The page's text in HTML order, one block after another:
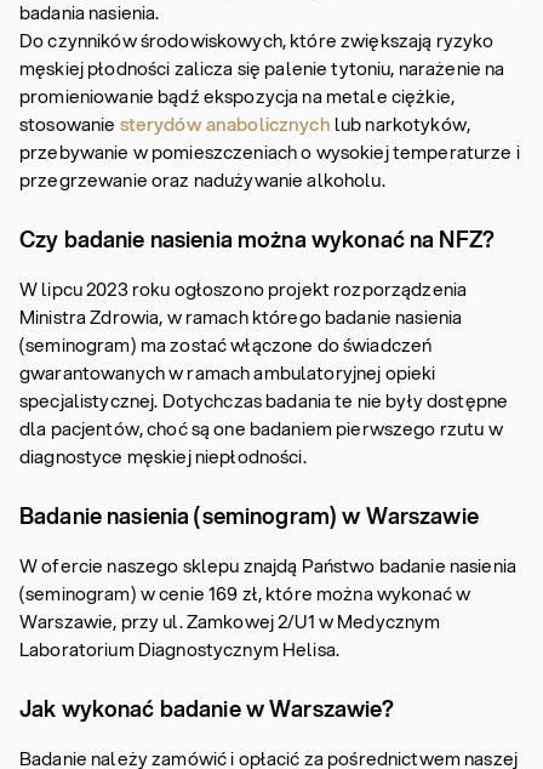
badania nasienia.
Do czynników środowiskowych, które zwiększają ryzyko
męskiej płodności zalicza się palenie tytoniu, narażenie na
promieniowanie bądź ekspozycja na metale ciężkie,
stosowanie sterydów anabolicznych lub narkotyków,
przebywanie w pomieszczeniach o wysokiej temperaturze i
przegrzewanie oraz nadużywanie alkoholu.
Czy badanie nasienia można wykonać na NFZ?
W lipcu 2023 roku ogłoszono projekt rozporządzenia
Ministra Zdrowia, w ramach którego badanie nasienia
(seminogram) ma zostać włączone do świadczeń
gwarantowanych w ramach ambulatoryjnej opieki
specjalistycznej. Dotychczas badania te nie były dostępne
dla pacjentów, choć są one badaniem pierwszego rzutu w
diagnostyce męskiej niepłodności.
Badanie nasienia (seminogram) w Warszawie
W ofercie naszego sklepu znajdą Państwo badanie nasienia
(seminogram) w cenie 169 zł, które można wykonać w
Warszawie, przy ul. Zamkowej 2/U1 w Medycznym
Laboratorium Diagnostycznym Helisa.
Jak wykonać badanie w Warszawie?
Badanie należy zamówić i opłacić za pośrednictwem naszej